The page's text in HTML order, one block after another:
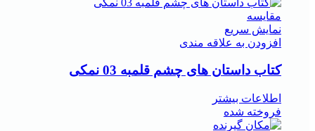
مقايسه
نمایش سریع
افزودن به علاقه مندی
کتاب داستان های چشم قلمبه 03 نمکی
اطلاعات بیشتر
فروخته شده